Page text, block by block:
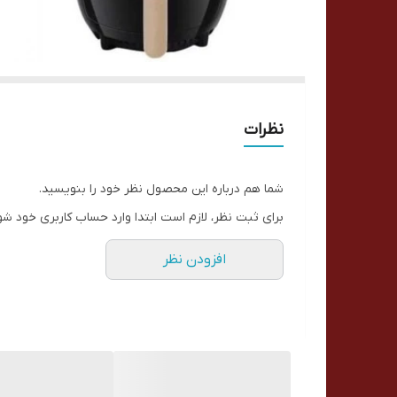
نظرات
شما هم درباره این محصول نظر خود را بنویسید.
برای ثبت نظر، لازم است ابتدا وارد حساب کاربری خود
افزودن نظر